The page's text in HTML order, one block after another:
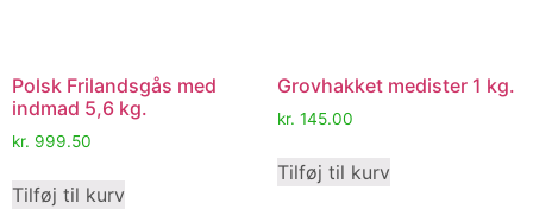
Polsk Frilandsgås med
indmad 5,6 kg.
kr. 999.50
Tilføj til kurv
Grovhakket medister 1 kg.
kr. 145.00
Tilføj til kurv